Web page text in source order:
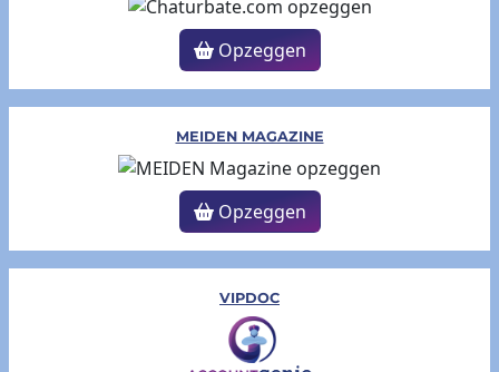
Opzeggen
MEIDEN MAGAZINE
Opzeggen
VIPDOC